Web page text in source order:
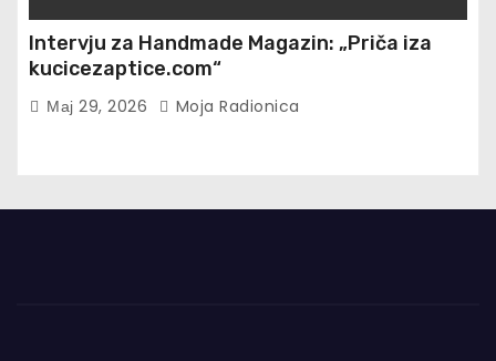
Intervju za Handmade Magazin: „Priča iza
kucicezaptice.com“
Мај 29, 2026 Moja Radionica